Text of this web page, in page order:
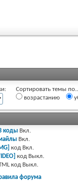
Сортировать темы
возрастанию
коды Вкл.
Вкл.
код Вкл.
код Выкл.
код Выкл.
форума